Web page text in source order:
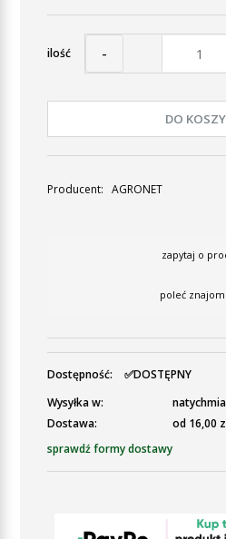
ilość -
DO
Producent: AGRONET
zapytaj o
poleć
Dostępność:
✅DOSTĘPNY
Wysyłka w:
Dostawa:
od 16,00
Cena nie zawiera
sprawdź formy dostawy